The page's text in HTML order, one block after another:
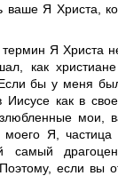
ваше Я Христа,
Я Христа
как христиане
бы у меня
как в
мои,
моего Я,
самый
если вы